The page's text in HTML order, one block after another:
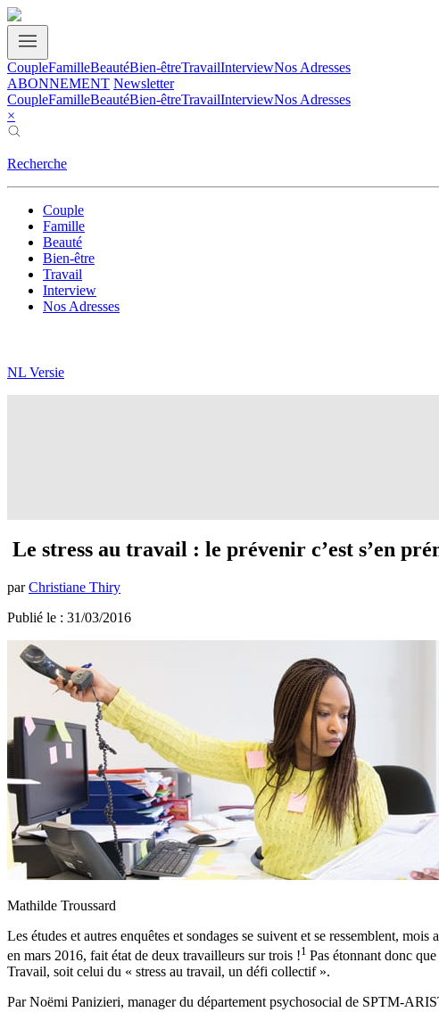
CoupleFamilleBeautéBien-êtreTravailInterviewNos Adresses
ABONNEMENT Newsletter
CoupleFamilleBeautéBien-êtreTravailInterviewNos Adresses
×
Recherche
Couple
Famille
Beauté
Bien-être
Travail
Interview
Nos Adresses
NL Versie
Le stress au travail : le prévenir c’est s’en
par Christiane Thiry
Publié le : 31/03/2016
Mathilde Troussard
Les études et autres enquêtes et sondages se suivent et se ressemblent,
en mars 2016, fait état de deux travailleurs sur trois !1 Pas étonnant donc
Travail, soit celui du « stress au travail, un défi collectif ».
Par Noëmi Panizieri, manager du département psychosocial de SPTM-